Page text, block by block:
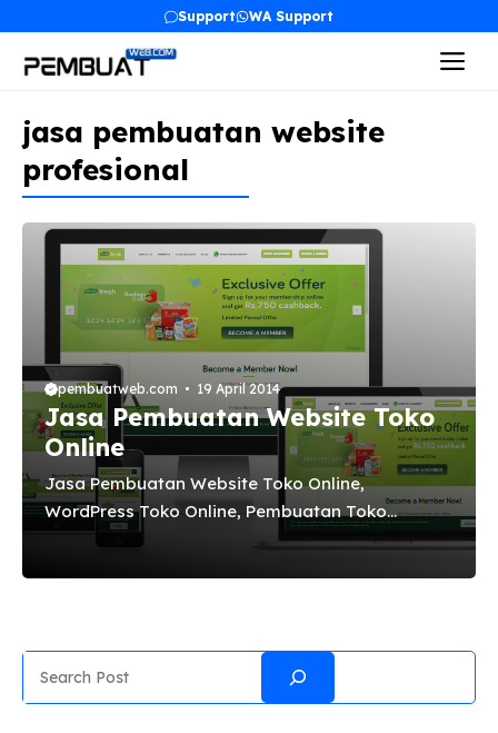
Support WA Support
jasa pembuatan website
profesional
pembuatweb.com 19 April 2014
Jasa Pembuatan Website Toko
Online
Jasa Pembuatan Website Toko Online,
WordPress Toko Online, Pembuatan Toko
OnlineUntuk anda yang mempunyai bisnis jualan
beberapa jenis Toko Online yang di
tawarkan,yaitu menggunakan menggunakan
vendor Toko Online kelas dunia yang mampu